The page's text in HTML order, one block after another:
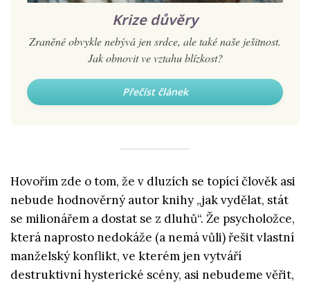
Krize důvěry
Zraněné obvykle nebývá jen srdce, ale také naše ješitnost.
Jak obnovit ve vztahu blízkost?
Přečíst článek
Hovořím zde o tom, že v dluzích se topící člověk asi
nebude hodnověrný autor knihy „jak vydělat, stát
se milionářem a dostat se z dluhů“. Že psycholožce,
která naprosto nedokáže (a nemá vůli) řešit vlastní
manželský konflikt, ve kterém jen vytváří
destruktivní hysterické scény, asi nebudeme věřit,